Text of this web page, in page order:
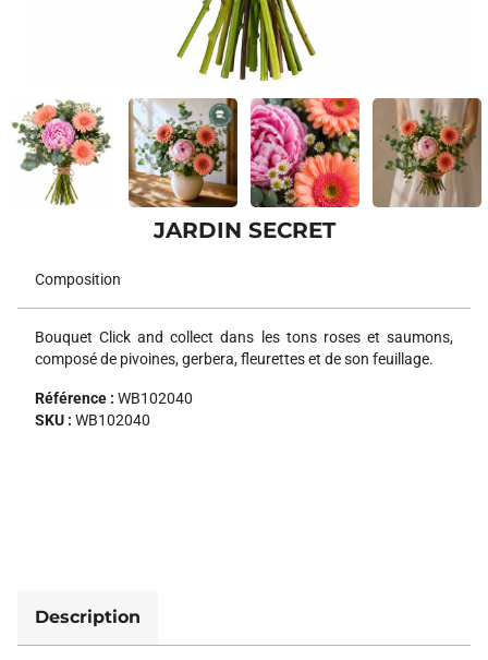
JARDIN SECRET
Composition
Bouquet Click and collect dans les tons roses et saumons,
composé de pivoines, gerbera, fleurettes et de son feuillage.
Référence : WB102040
SKU : WB102040
Description